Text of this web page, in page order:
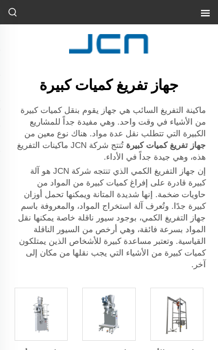
جهاز تفريغ كميات كبيرة
ماكينة التفريغ السائب هي جهاز يقوم بنقل كميات كبيرة
من الأشياء في وقت واحد. وهي مفيدة جداً للمشاريع
الكبيرة التي تتطلب نقل عدة مواد. هناك نوع معين من
جهاز تفريغ كميات كبيرة
تُنتج شركة JCN ماكينات التفريغ
هذه، وهي جيدة جداً في الأداء.
إن جهاز التفريغ الكمي الذي تنتجه شركة JCN هو آلة
كبيرة قادرة على إفراغ كميات كبيرة من المواد من
حاويات ضخمة. إنها شديدة المتانة ويمكنها تحمل أوزان
كبيرة جدًا. وتُعرف آلة استخراج المواد، والمعروفة باسم
جهاز التفريغ الكمي، بوجود سيور ناقلة خاصة يمكنها نقل
المواد بسرعة فائقة، وهي أرخص من السيور الناقلة
القياسية. وتعتبر مساعدة كبيرة للأشخاص الذين يمتلكون
كميات كبيرة من الأشياء التي يجب نقلها من مكان إلى
آخر.